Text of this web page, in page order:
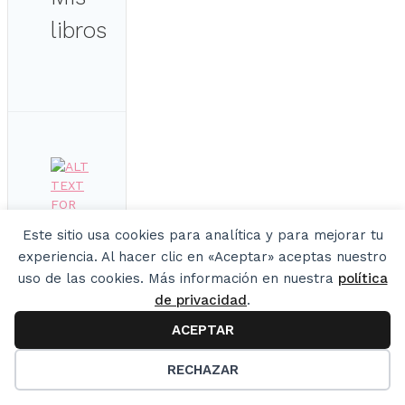
Este sitio usa cookies para analítica y para mejorar tu
experiencia. Al hacer clic en «Aceptar» aceptas nuestro
uso de las cookies. Más información en nuestra política
de privacidad.
ACEPTAR
RECHAZAR
libros